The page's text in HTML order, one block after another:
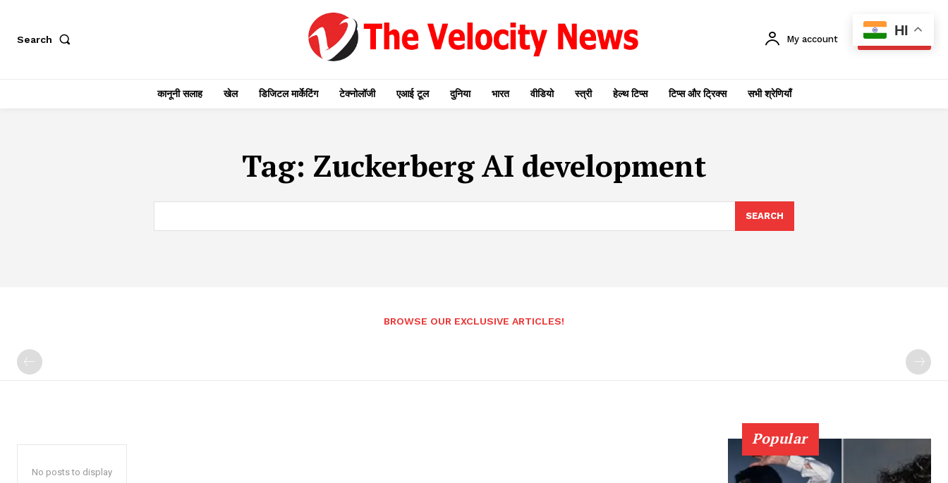
Search My account SUBSCRIBE
कानूनी सलाह खेल डिजिटल मार्केटिंग टेक्नोलॉजी एआई टूल दुनिया भारत वीडियो स्त्री हेल्थ टिप्स टिप्स और ट्रिक्स सभी श्रेणियाँ
Tag: Zuckerberg AI development
SEARCH
BROWSE OUR EXCLUSIVE ARTICLES!
No posts to display
Popular
HI